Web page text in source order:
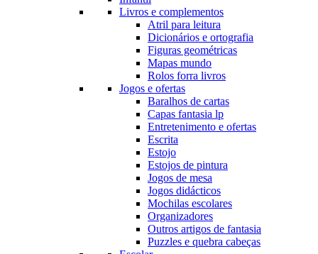
Livros e complementos
Atril para leitura
Dicionários e ortografia
Figuras geométricas
Mapas mundo
Rolos forra livros
Jogos e ofertas
Baralhos de cartas
Capas fantasia lp
Entretenimento e ofertas
Escrita
Estojo
Estojos de pintura
Jogos de mesa
Jogos didácticos
Mochilas escolares
Organizadores
Outros artigos de fantasia
Puzzles e quebra cabeças